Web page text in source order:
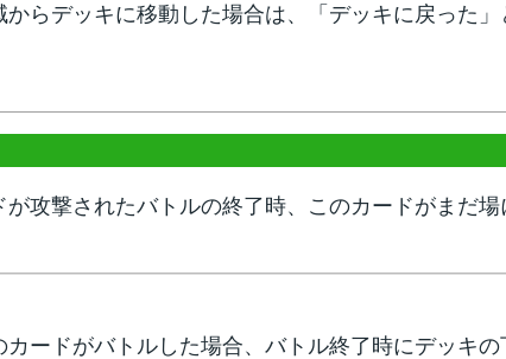
らデッキに移動した場合は、「デッキに戻った」
攻撃されたバトルの終了時、このカードがまだ
ードがバトルした場合、バトル終了時にデッキの